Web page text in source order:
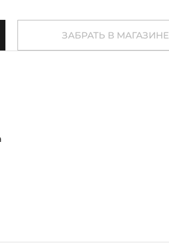
ЗАБРАТЬ В МАГАЗИНЕ